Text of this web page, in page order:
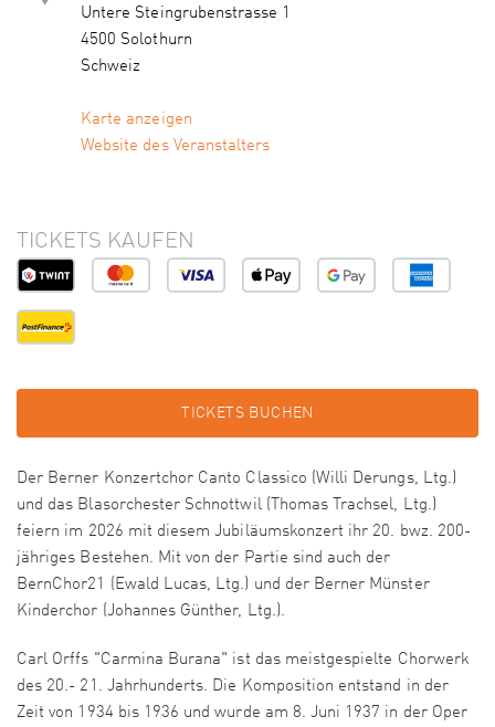
Untere Steingrubenstrasse 1
4500 Solothurn
Schweiz
Karte anzeigen
Website des Veranstalters
TICKETS KAUFEN
TICKETS BUCHEN
Der Berner Konzertchor Canto Classico (Willi Derungs, Ltg.)
und das Blasorchester Schnottwil (Thomas Trachsel, Ltg.)
feiern im 2026 mit diesem Jubiläumskonzert ihr 20. bwz. 200-
jähriges Bestehen. Mit von der Partie sind auch der
BernChor21 (Ewald Lucas, Ltg.) und der Berner Münster
Kinderchor (Johannes Günther, Ltg.).
Carl Orffs "Carmina Burana" ist das meistgespielte Chorwerk
des 20.- 21. Jahrhunderts. Die Komposition entstand in der
Zeit von 1934 bis 1936 und wurde am 8. Juni 1937 in der Oper